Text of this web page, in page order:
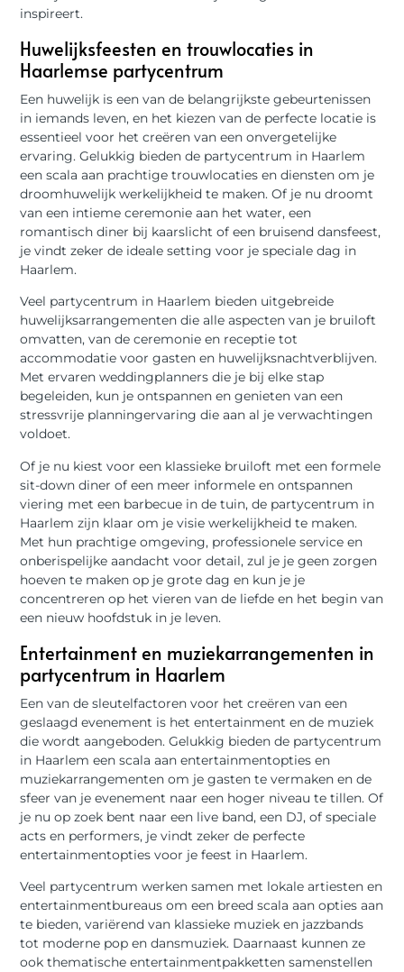
inspireert.
Huwelijksfeesten en trouwlocaties in
Haarlemse partycentrum
Een huwelijk is een van de belangrijkste gebeurtenissen
in iemands leven, en het kiezen van de perfecte locatie is
essentieel voor het creëren van een onvergetelijke
ervaring. Gelukkig bieden de partycentrum in Haarlem
een scala aan prachtige trouwlocaties en diensten om je
droomhuwelijk werkelijkheid te maken. Of je nu droomt
van een intieme ceremonie aan het water, een
romantisch diner bij kaarslicht of een bruisend dansfeest,
je vindt zeker de ideale setting voor je speciale dag in
Haarlem.
Veel partycentrum in Haarlem bieden uitgebreide
huwelijksarrangementen die alle aspecten van je bruiloft
omvatten, van de ceremonie en receptie tot
accommodatie voor gasten en huwelijksnachtverblijven.
Met ervaren weddingplanners die je bij elke stap
begeleiden, kun je ontspannen en genieten van een
stressvrije planningervaring die aan al je verwachtingen
voldoet.
Of je nu kiest voor een klassieke bruiloft met een formele
sit-down diner of een meer informele en ontspannen
viering met een barbecue in de tuin, de partycentrum in
Haarlem zijn klaar om je visie werkelijkheid te maken.
Met hun prachtige omgeving, professionele service en
onberispelijke aandacht voor detail, zul je je geen zorgen
hoeven te maken op je grote dag en kun je je
concentreren op het vieren van de liefde en het begin van
een nieuw hoofdstuk in je leven.
Entertainment en muziekarrangementen in
partycentrum in Haarlem
Een van de sleutelfactoren voor het creëren van een
geslaagd evenement is het entertainment en de muziek
die wordt aangeboden. Gelukkig bieden de partycentrum
in Haarlem een scala aan entertainmentopties en
muziekarrangementen om je gasten te vermaken en de
sfeer van je evenement naar een hoger niveau te tillen. Of
je nu op zoek bent naar een live band, een DJ, of speciale
acts en performers, je vindt zeker de perfecte
entertainmentopties voor je feest in Haarlem.
Veel partycentrum werken samen met lokale artiesten en
entertainmentbureaus om een breed scala aan opties aan
te bieden, variërend van klassieke muziek en jazzbands
tot moderne pop en dansmuziek. Daarnaast kunnen ze
ook thematische entertainmentpakketten samenstellen